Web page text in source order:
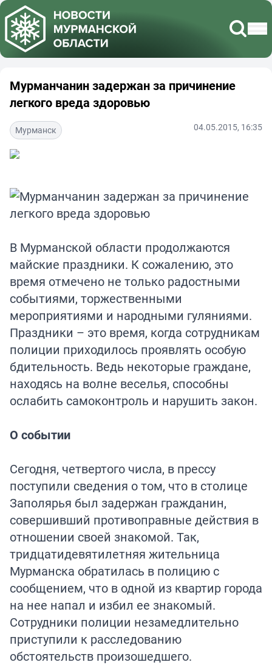
Мурманчанин задержан за причинение
легкого вреда здоровью
Мурманск 04.05.2015, 16:35
В Мурманской области продолжаются
майские праздники. К сожалению, это
время отмечено не только радостными
событиями, торжественными
мероприятиями и народными гуляниями.
Праздники – это время, когда сотрудникам
полиции приходилось проявлять особую
бдительность. Ведь некоторые граждане,
находясь на волне веселья, способны
ослабить самоконтроль и нарушить закон.
О событии
Сегодня, четвертого числа, в прессу
поступили сведения о том, что в столице
Заполярья был задержан гражданин,
совершивший противоправные действия в
отношении своей знакомой. Так,
тридцатидевятилетняя жительница
Мурманска обратилась в полицию с
сообщением, что в одной из квартир города
на нее напал и избил ее знакомый.
Сотрудники полиции незамедлительно
приступили к расследованию
обстоятельств произошедшего.